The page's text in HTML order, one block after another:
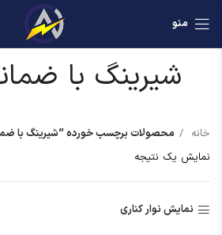
منو
شیرینگ با
خانه
محصولات برچسب خورده “شیرینگ با
نمایش یک نتیجه
نمایش نوار کناری